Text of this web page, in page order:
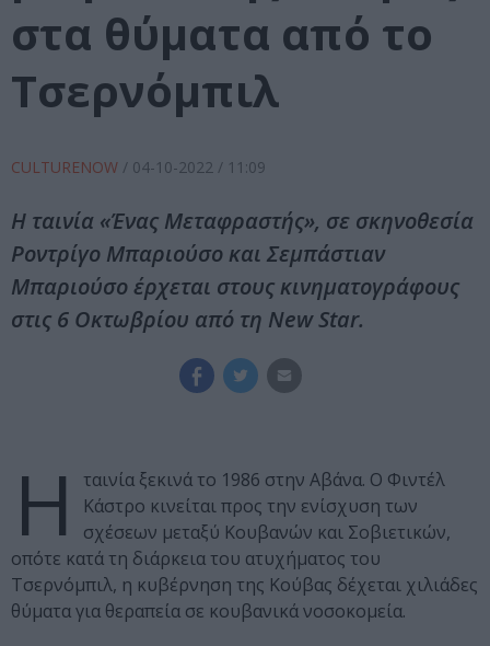
στα θύματα από το
Τσερνόμπιλ
CULTURENOW / 04-10-2022 / 11:09
Η ταινία «Ένας Μεταφραστής», σε σκηνοθεσία
Ροντρίγο Μπαριούσο και Σεμπάστιαν
Μπαριούσο έρχεται στους κινηματογράφους
στις 6 Οκτωβρίου από τη New Star.
Η
ταινία ξεκινά το 1986 στην Αβάνα. Ο Φιντέλ
Κάστρο κινείται προς την ενίσχυση των
σχέσεων μεταξύ Κουβανών και Σοβιετικών,
οπότε κατά τη διάρκεια του ατυχήματος του
Τσερνόμπιλ, η κυβέρνηση της Κούβας δέχεται χιλιάδες
θύματα για θεραπεία σε κουβανικά νοσοκομεία.